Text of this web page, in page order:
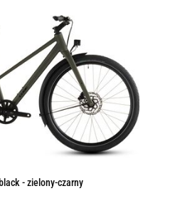
- zielony-czarny